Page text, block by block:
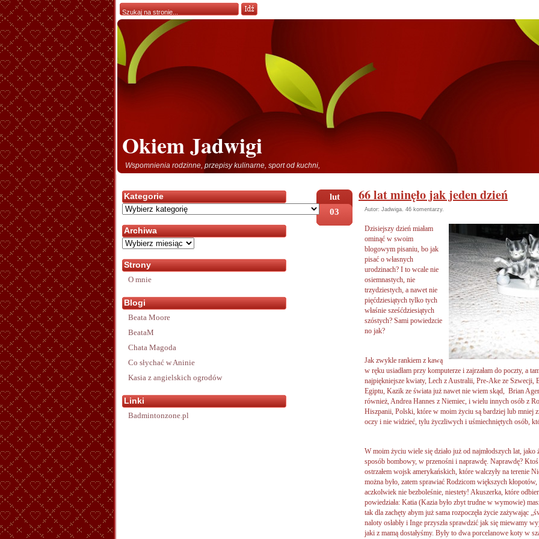
Okiem Jadwigi
Wspomnienia rodzinne, przepisy kulinarne, sport od kuchni,
lut
03
66 lat minęło jak jeden dzień
Autor: Jadwiga. 46 komentarzy.
Dzisiejszy dzień miałam
ominąć w swoim
blogowym pisaniu, bo jak
pisać o własnych
urodzinach? I to wcale nie
osiemnastych, nie
trzydziestych, a nawet nie
pięćdziesiątych tylko tych
właśnie sześćdziesiątych
szóstych? Sami powiedzcie
no jak?
Jak zwykle rankiem z kawą
w ręku usiadłam przy komputerze i zajrzałam do poczty, a
najpiękniejsze kwiaty, Lech z Australii, Pre-Ake ze Szwecji,
Egiptu, Kazik ze świata już nawet nie wiem skąd, Brian
również, Andrea Hannes z Niemiec, i wielu innych osób z
Hiszpanii, Polski, które w moim życiu są bardziej lub mniej
oczy i nie widzieć, tylu życzliwych i uśmiechniętych osób,
W moim życiu wiele się działo już od najmłodszych lat, jako
sposób bombowy, w przenośni i naprawdę. Naprawdę?
ostrzałem wojsk amerykańskich, które walczyły na terenie
można było, zatem sprawiać Rodzicom większych
aczkolwiek nie bezboleśnie, niestety! Akuszerka, które
powiedziała: Katia (Kazia było zbyt trudne w wymowie)
tak dla zachęty abym już sama rozpoczęła życie zażywając
naloty osłabły i Inge przyszła sprawdzić jak się miewamy
jaki z mamą dostałyśmy. Były to dwa porcelanowe koty w
Kategorie
Kategorie
Archiwa
Archiwa
Strony
O mnie
Blogi
Beata Moore
BeataM
Chata Magoda
Co słychać w Aninie
Kasia z angielskich ogrodów
Linki
Badmintonzone.pl